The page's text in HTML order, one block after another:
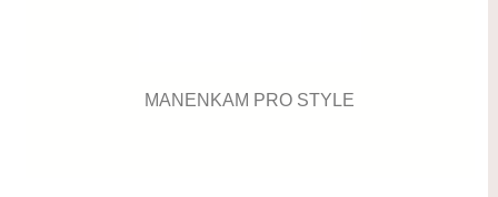
MANENKAM PRO STYLE